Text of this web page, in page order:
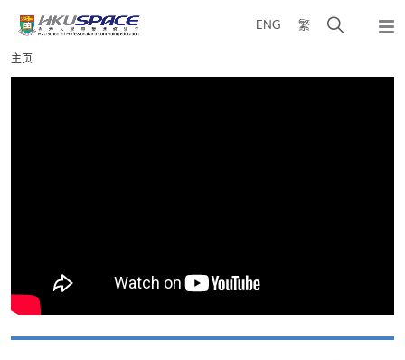
content
ENG 繁
弹
Main
content
主页